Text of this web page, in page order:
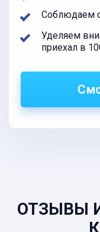
Соблюдаем
Уделяем
приехал в
ОТЗЫВЫ